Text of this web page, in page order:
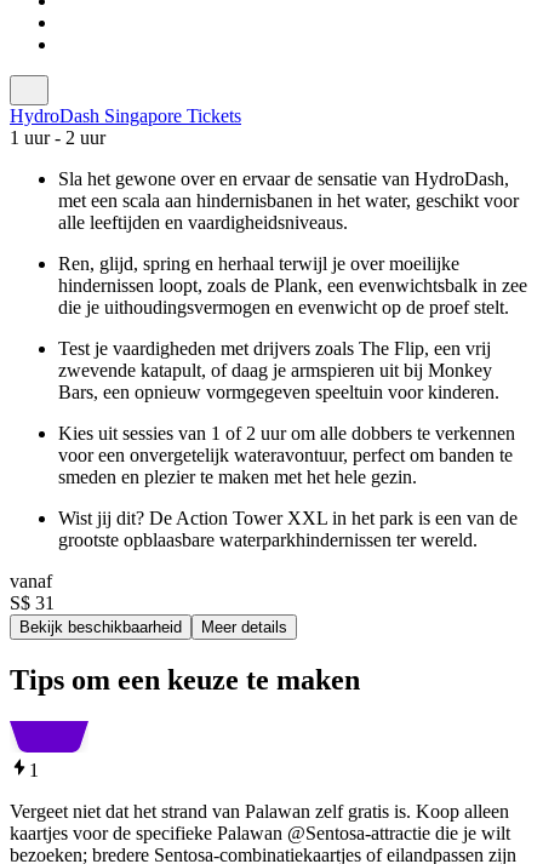
HydroDash Singapore Tickets
1 uur - 2 uur
Sla het gewone over en ervaar de sensatie van HydroDash,
met een scala aan hindernisbanen in het water, geschikt voor
alle leeftijden en vaardigheidsniveaus.
Ren, glijd, spring en herhaal terwijl je over moeilijke
hindernissen loopt, zoals de Plank, een evenwichtsbalk in zee
die je uithoudingsvermogen en evenwicht op de proef stelt.
Test je vaardigheden met drijvers zoals The Flip, een vrij
zwevende katapult, of daag je armspieren uit bij Monkey
Bars, een opnieuw vormgegeven speeltuin voor kinderen.
Kies uit sessies van 1 of 2 uur om alle dobbers te verkennen
voor een onvergetelijk wateravontuur, perfect om banden te
smeden en plezier te maken met het hele gezin.
Wist jij dit? De Action Tower XXL in het park is een van de
grootste opblaasbare waterparkhindernissen ter wereld.
vanaf
S$ 31
Bekijk beschikbaarheid Meer details
Tips om een keuze te maken
1
Vergeet niet dat het strand van Palawan zelf gratis is. Koop alleen
kaartjes voor de specifieke Palawan @Sentosa-attractie die je wilt
bezoeken; bredere Sentosa-combinatiekaartjes of eilandpassen zijn